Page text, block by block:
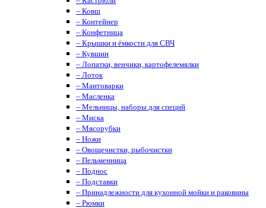
– Ковш
– Контейнер
– Конфетница
– Крышки и ёмкости для СВЧ
– Кувшин
– Лопатки, венчики, картофелемялки
– Лоток
– Мантоварки
– Масленка
– Мельницы, наборы для специй
– Миска
– Мясорубки
– Ножи
– Овощечистки, рыбочистки
– Пельменница
– Поднос
– Подставки
– Принадлежности для кухонной мойки и раковины
– Рюмки